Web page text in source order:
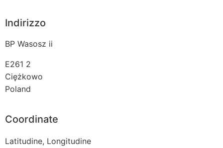
Indirizzo
BP Wasosz ii
E261 2
Ciężkowo
Poland
Coordinate
Latitudine, Longitudine